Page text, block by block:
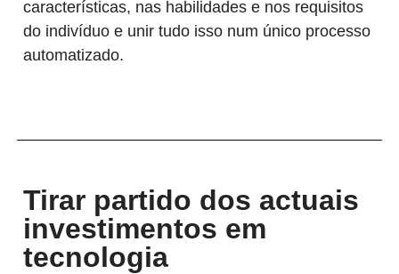
características, nas habilidades e nos requisitos
do indivíduo e unir tudo isso num único processo
automatizado.
Tirar partido dos actuais
investimentos em
tecnologia